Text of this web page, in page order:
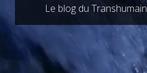
Le blog du Transhumain